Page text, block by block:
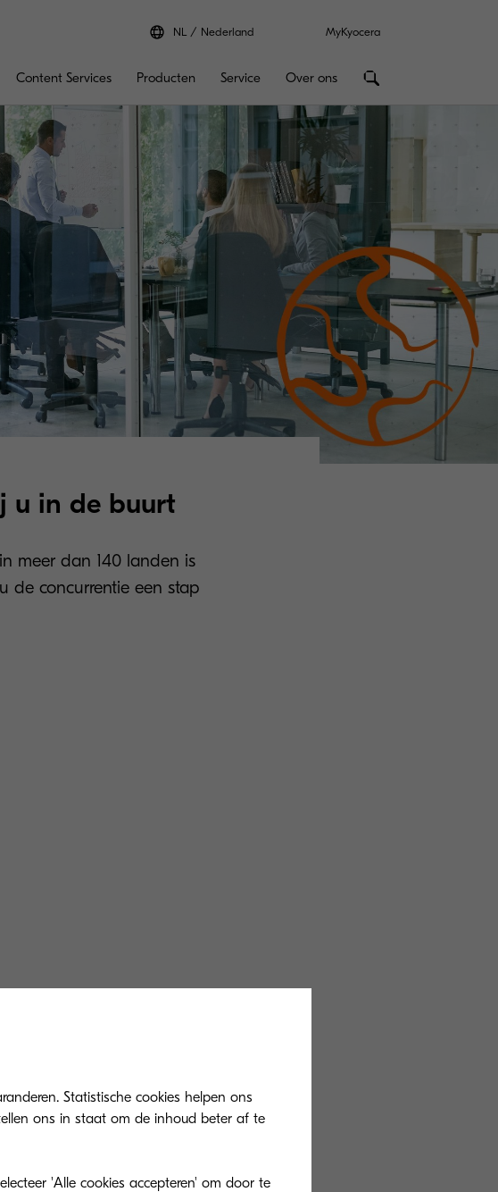
NL Nederland MyKyocera
Content Services Producten Service Over ons
u in de buurt
meer dan 140 landen is
de concurrentie een stap
Statistische cookies helpen ons
ons in staat om de inhoud beter af te
'Alle cookies accepteren' om door te